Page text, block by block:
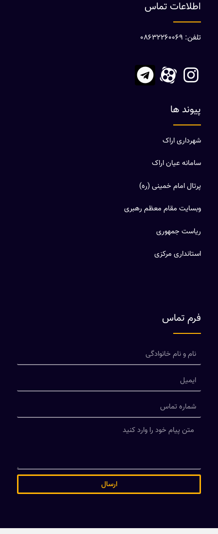
اطلاعات تماس
تلفن: 08632260069
پیوند ها
شهرداری اراک
سامانه عیان اراک
پرتال امام خمینی (ره)
وبسایت مقام معظم رهبری
ریاست جمهوری
استانداری مرکزی
فرم تماس
ارسال